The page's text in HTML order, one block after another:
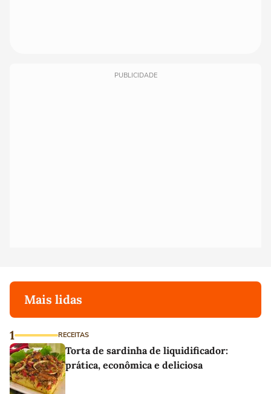
PUBLICIDADE
Mais lidas
1 RECEITAS
Torta de sardinha de liquidificador:
prática, econômica e deliciosa